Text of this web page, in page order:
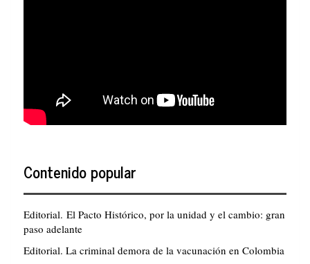
Contenido popular
Editorial. El Pacto Histórico, por la unidad y el cambio: gran
paso adelante
Editorial. La criminal demora de la vacunación en Colombia